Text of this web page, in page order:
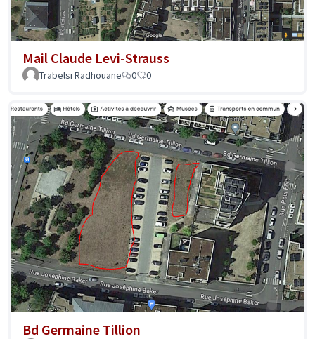
Mail Claude Levi-Strauss
Trabelsi Radhouane 0 0
Bd Germaine Tillion